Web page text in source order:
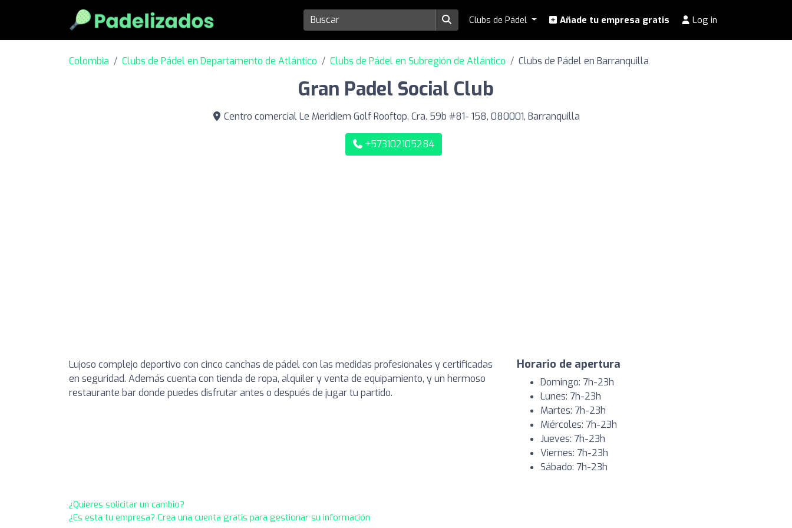
Clubs de Pádel Añade tu empresa gratis Log in
Colombia Clubs de Pádel en Departamento de Atlántico Clubs de Pádel en Subregión de Atlántico Clubs de Pádel en Barranquilla
Gran Padel Social Club
Centro comercial Le Meridiem Golf Rooftop, Cra. 59b #81- 158, 080001, Barranquilla
+573102105284
Lujoso complejo deportivo con cinco canchas de pádel con las medidas profesionales y certificadas
en seguridad. Además cuenta con tienda de ropa, alquiler y venta de equipamiento, y un hermoso
restaurante bar donde puedes disfrutar antes o después de jugar tu partido.
Horario de apertura
Domingo: 7h-23h
Lunes: 7h-23h
Martes: 7h-23h
Miércoles: 7h-23h
Jueves: 7h-23h
Viernes: 7h-23h
Sábado: 7h-23h
¿Quieres solicitar un cambio?
¿Es esta tu empresa? Crea una cuenta gratis para gestionar su información